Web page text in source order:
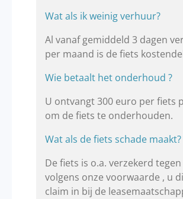
Wat als ik weinig verhuur?
Al vanaf gemiddeld 3 dagen
per maand is de fiets
Wie betaalt het onderhoud ?
U ontvangt 300 euro per fiets
om de fiets te onderhouden.
Wat als de fiets schade maakt?
De fiets is o.a. verzekerd
volgens onze voorwaarde , u
claim in bij de